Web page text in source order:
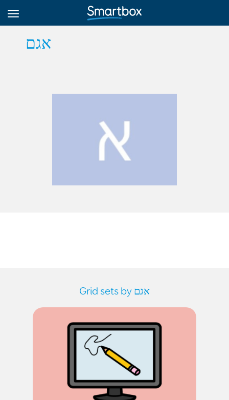
Sign up
אגם
Grid sets by אגם